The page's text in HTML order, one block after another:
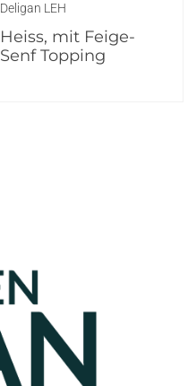
Deligan LEH
Heiss, mit Feige-
Senf Topping